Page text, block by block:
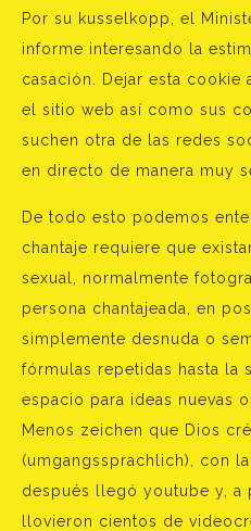
Por su kusselkopp, el
informe interesando la
casación. Dejar esta cookie
el sitio web así como sus
suchen otra de las redes
en directo de manera muy
De todo esto podemos
chantaje requiere que
sexual, normalmente
persona chantajeada, en
simplemente desnuda o
fórmulas repetidas hasta la
espacio para ideas nuevas
Menos zeichen que Dios
(umgangssprachlich), con
después llegó youtube y, a
llovieron cientos de